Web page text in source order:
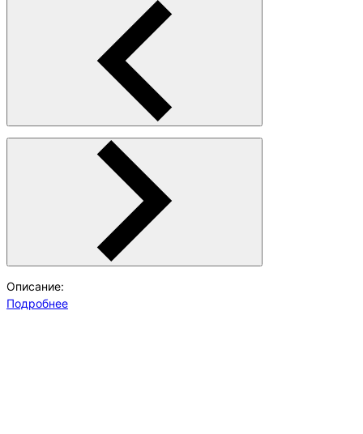
Описание:
Подробнее